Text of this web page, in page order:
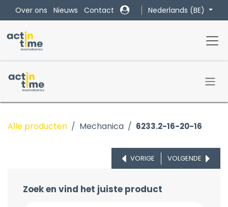
Overslaan naar inhoud
Over ons Nieuws Contact Nederlands (BE)
Alle producten Mechanica 6233.2-16-20-16
VORIGE VOLGENDE
Zoek en vind het juiste product